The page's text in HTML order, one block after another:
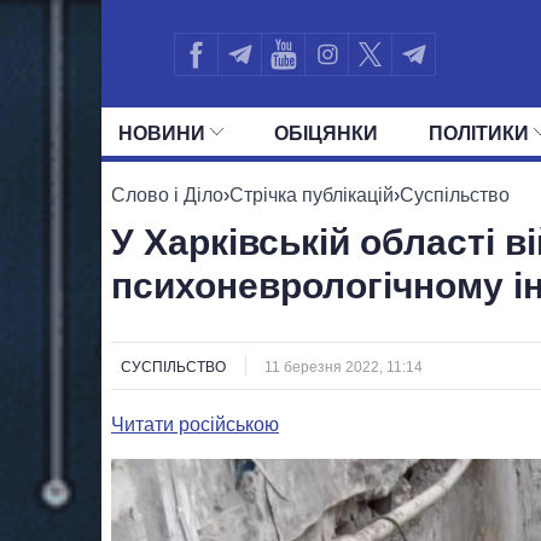
НОВИНИ ОБIЦЯНКИ ПОЛIТИКИ
УСІ ПОЛІТИКИ ПРЕЗИДЕНТ І ОФІС
Слово і Діло›Стрічка публікацій›Суспільство
У Харківській області
психоневрологічному
СУСПІЛЬСТВО 11 березня 2022, 11:14
Читати російською